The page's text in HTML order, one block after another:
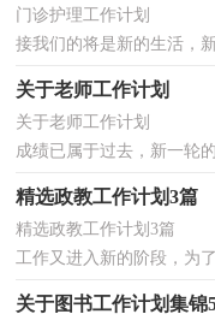
门诊护理工作计划 时
接我们的将是新的生活，
关于老师工作计划
关于老师工作计划 日
成绩已属于过去，新一轮
精选政教工作计划3篇
精选政教工作计划3篇
工作又进入新的阶段，为
关于图书工作计划集锦